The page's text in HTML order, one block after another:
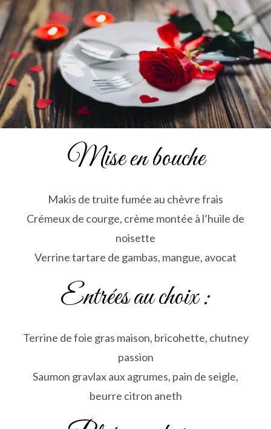
Mise en bouche
Makis de truite fumée au chèvre frais
Crémeux de courge, crème montée à l’huile de
noisette
Verrine tartare de gambas, mangue, avocat
Entrées au choix :
Terrine de foie gras maison, bricohette, chutney
passion
Saumon gravlax aux agrumes, pain de seigle,
beurre citron aneth